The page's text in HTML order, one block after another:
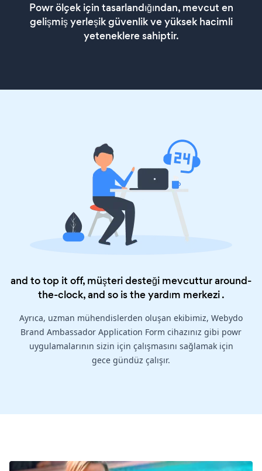
Powr ölçek için tasarlandığından, mevcut en
gelişmiş yerleşik güvenlik ve yüksek hacimli
yeteneklere sahiptir.
and to top it off, müşteri desteği mevcuttur around-
the-clock, and so is theyardım merkezi.
Ayrıca, uzman mühendislerden oluşan ekibimiz, Webydo
Brand Ambassador Application Form cihazınız gibi powr
uygulamalarının sizin için çalışmasını sağlamak için
gece gündüz çalışır.